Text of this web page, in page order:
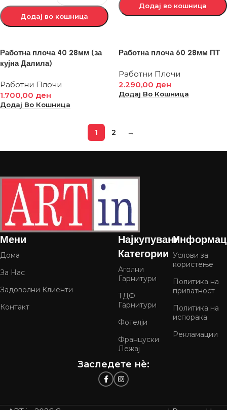
Додај во кошница
Додај во кошница
Работна плоча 40 28мм (за
кујна Далила)
Работни Плочи
1.700,00 ден
Додај Во Кошница
Работна плоча 60 28мм ПТ
Работни Плочи
2.290,00 ден
Додај Во Кошница
1 2 →
Мени
Дома
За Нас
Задоволни Клиенти
Контакт
Најкупувани
Категории
Аголни
Гарнитури
ТДФ
Гарнитури
Фотелји
Француски
Лежај
Услови за
користење
Политика на
приватност
Политика на
испорака
Рекламации
Заследете нѐ: